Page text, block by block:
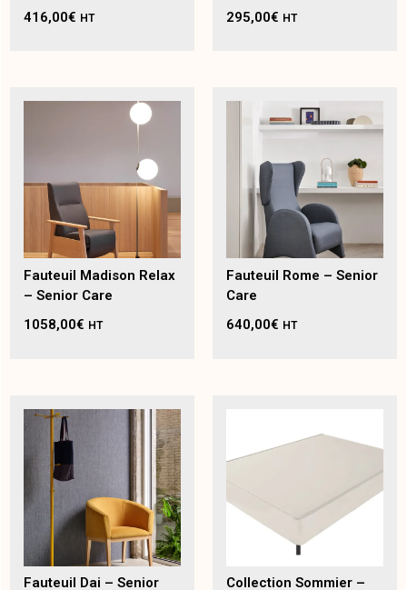
416,00€ HT
295,00€ HT
Fauteuil Madison Relax
– Senior Care
1058,00€ HT
Fauteuil Rome – Senior
Care
640,00€ HT
Fauteuil Dai – Senior
Collection Sommier –